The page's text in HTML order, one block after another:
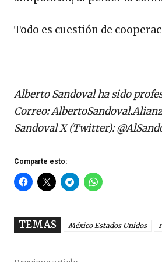
Todo es cuestión de
Alberto Sandoval ha sido
Correo:
Sandoval X (Twitter):
Comparte esto:
TEMAS México Estados Unidos